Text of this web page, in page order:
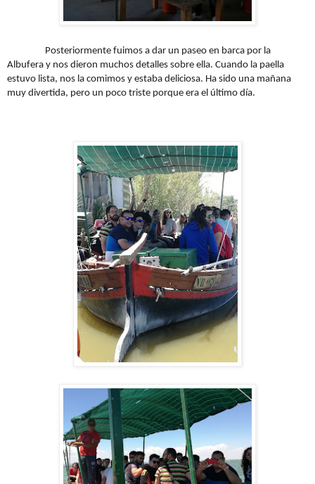
Posteriormente fuimos a dar un paseo en barca por la
Albufera y nos dieron muchos detalles sobre ella. Cuando la paella
estuvo lista, nos la comimos y estaba deliciosa. Ha sido una mañana
muy divertida, pero un poco triste porque era el último día.